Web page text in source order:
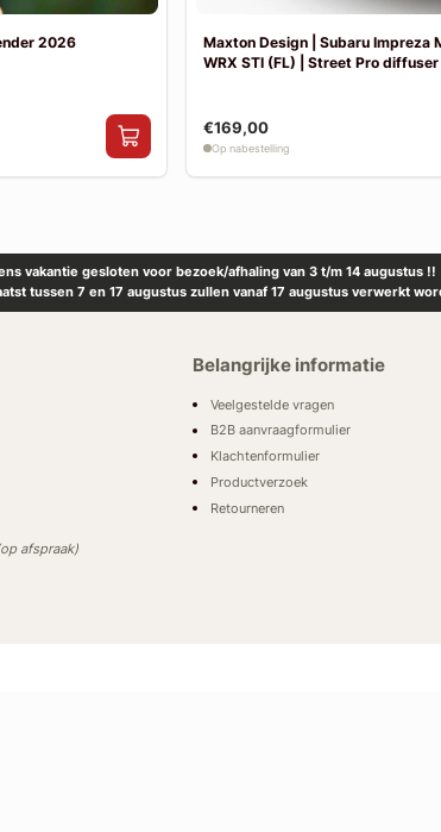
2026
Maxton Design | Subaru Impreza
WRX STI (FL) | Street Pro diffuser
€169,00
Op nabestelling
vakantie gesloten voor bezoek/afhaling van 3 t/m 14 augustus !!
tussen 7 en 17 augustus zullen vanaf 17 augustus verwerkt
afspraak)
Belangrijke informatie
Veelgestelde vragen
B2B aanvraagformulier
Klachtenformulier
Productverzoek
Retourneren